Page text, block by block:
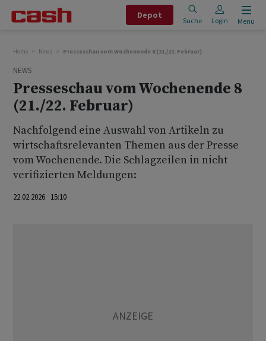
Depot
Suche Login Menu
Home News Presseschau vom Wochenende 8 (21./22. Februar)
NEWS
Presseschau vom Wochenende 8
(21./22. Februar)
Nachfolgend eine Auswahl von Artikeln zu
wirtschaftsrelevanten Themen aus der Presse
vom Wochenende. Die Schlagzeilen in nicht
verifizierten Meldungen:
22.02.2026 15:10